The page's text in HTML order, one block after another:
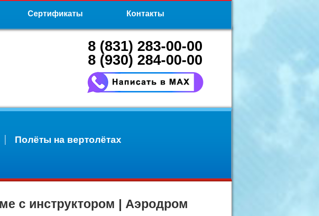
Сертификаты Контакты
8 (831) 283-00-00
8 (930) 284-00-00
Полёты на вертолётах
с инструктором | Аэродром